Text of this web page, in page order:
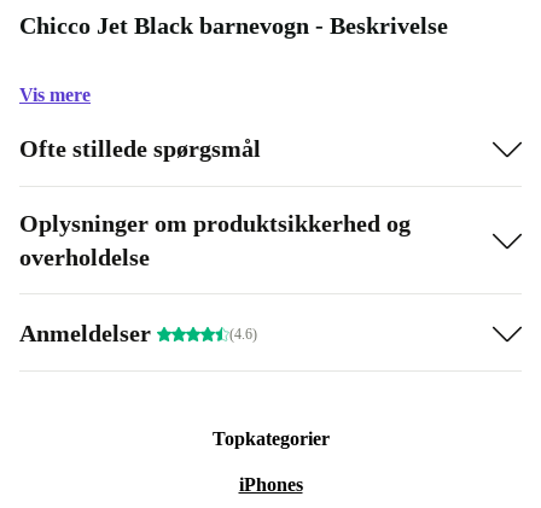
Chicco Jet Black barnevogn - Beskrivelse
Vis mere
Ofte stillede spørgsmål
Oplysninger om produktsikkerhed og
overholdelse
Anmeldelser (4.6)
Topkategorier
iPhones